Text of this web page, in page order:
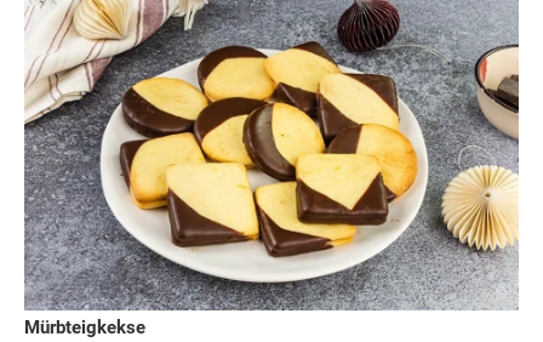
Mürbteigkekse